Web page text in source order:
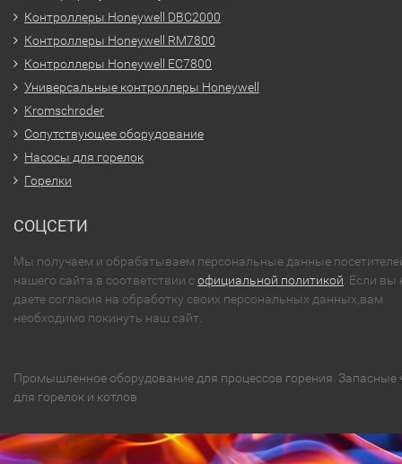
Контроллеры Honeywell DBC2000
Контроллеры Honeywell RM7800
Контроллеры Honeywell EC7800
Универсальные контроллеры Honeywell
Kromschroder
Сопутствующее оборудование
Насосы для горелок
Горелки
СОЦСЕТИ
Мы получаем и обрабатываем персональные данные
нашего сайта в соответствии софициальной политикой . Если вы
даете согласия на обработку своих персональных данных,вам
необходимо покинуть наш сайт.
Промышленное оборудование для процессов горения. Запасные
для горелок и котлов